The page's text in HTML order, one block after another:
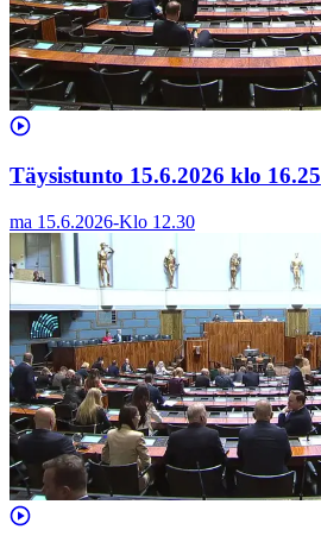
Täysistunto 15.6.2026 klo 16.25
ma 15.6.2026-Klo 12.30